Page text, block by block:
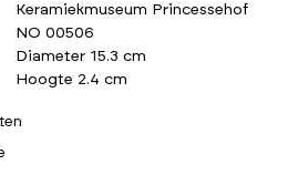
Keramiekmuseum Princessehof
NO 00506
Diameter 15.3 cm
Hoogte 2.4 cm